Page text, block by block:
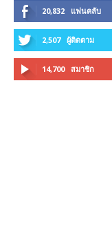
20,832 แฟนคลับ
2,507 ผู้ติดตาม
14,700 สมาชิก